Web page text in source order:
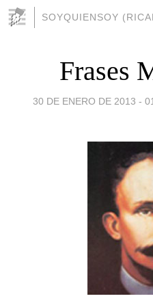
SOYQUIENSOY
Frases
30 DE ENERO DE 2013 -